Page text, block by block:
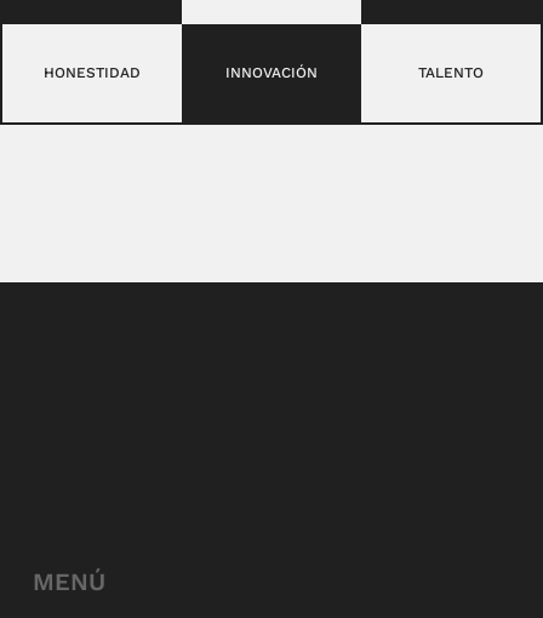
HONESTIDAD INNOVACIÓN TALENTO
MENÚ